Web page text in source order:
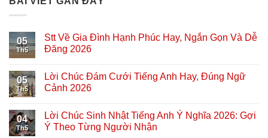
05
Th5
Stt Về Gia Đình Hạnh Phúc Hay, Ngắn Gọn Và Dễ
Đăng 2026
05
Th5
Lời Chúc Đám Cưới Tiếng Anh Hay, Đúng Ngữ
Cảnh 2026
04
Th5
Lời Chúc Sinh Nhật Tiếng Anh Ý Nghĩa 2026: Gợi
Ý Theo Từng Người Nhận